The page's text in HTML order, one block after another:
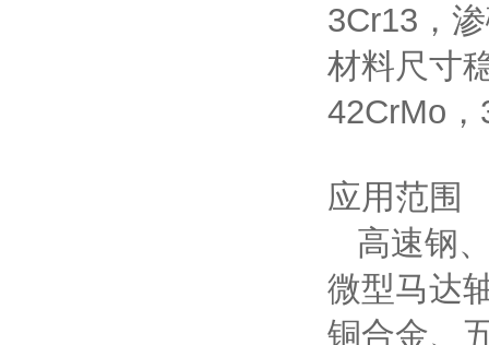
3Cr13，
材料尺寸
42CrMo
应用范围
高速钢
微型马达
铜合金、